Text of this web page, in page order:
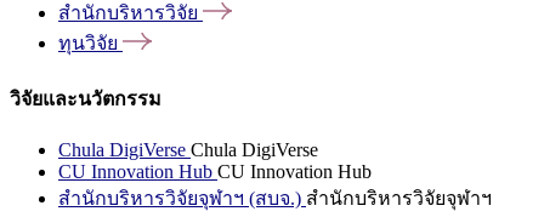
สำนักบริหารวิจัย
ทุนวิจัย
วิจัยและนวัตกรรม
Chula DigiVerse Chula DigiVerse
CU Innovation Hub CU Innovation Hub
สำนักบริหารวิจัยจุฬาฯ (สบจ.) สำนักบริหารวิจัยจุฬาฯ